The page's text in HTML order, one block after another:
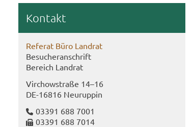
Kon­takt
Re­fe­rat Büro Land­rat
Be­su­cher­an­schrift
Be­reich Land­rat
Virch­ow­stra­ße 14–16
DE-​16816 Neu­rup­pin
03391 688 7001
03391 688 7014